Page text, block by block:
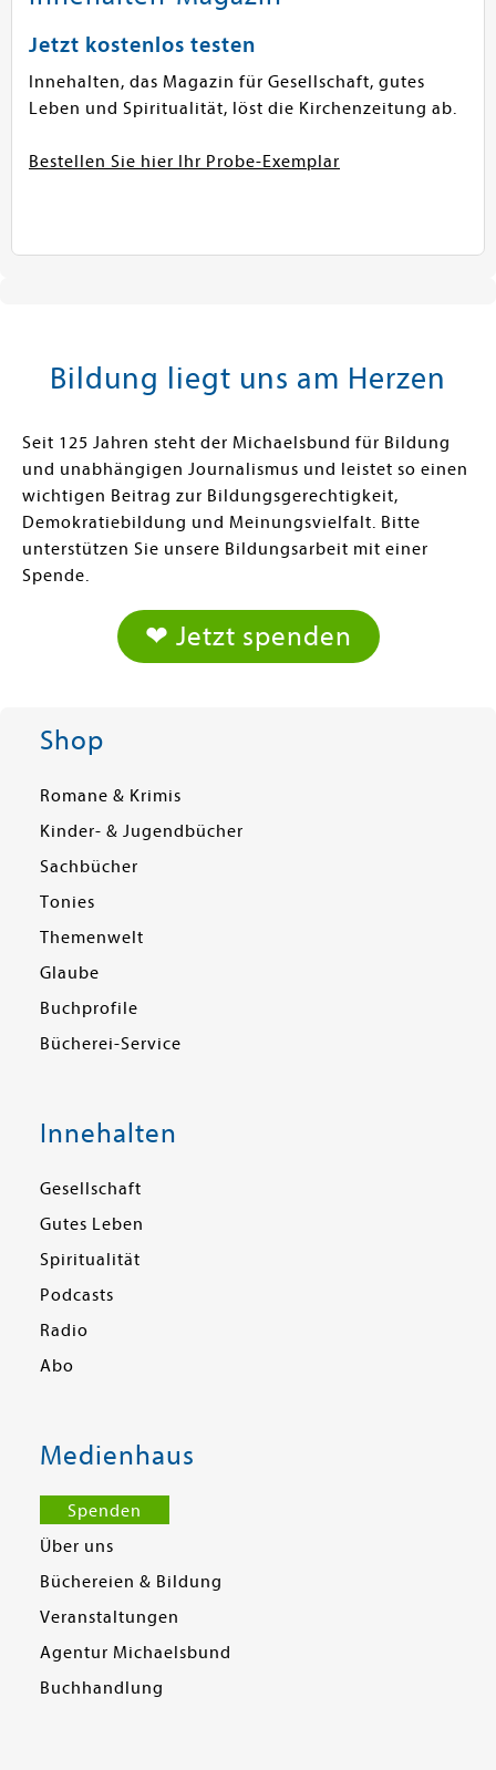
Jetzt kostenlos testen
Innehalten, das Magazin für Gesellschaft, gutes
Leben und Spiritualität, löst die Kirchenzeitung ab.
Bestellen Sie hier Ihr Probe-Exemplar
Bildung liegt uns am Herzen
Seit 125 Jahren steht der Michaelsbund für Bildung
und unabhängigen Journalismus und leistet so einen
wichtigen Beitrag zur Bildungsgerechtigkeit,
Demokratiebildung und Meinungsvielfalt. Bitte
unterstützen Sie unsere Bildungsarbeit mit einer
Spende.
❤ Jetzt spenden
Shop
Romane & Krimis
Kinder- & Jugendbücher
Sachbücher
Tonies
Themenwelt
Glaube
Buchprofile
Bücherei-Service
Innehalten
Gesellschaft
Gutes Leben
Spiritualität
Podcasts
Radio
Abo
Medienhaus
Spenden
Über uns
Büchereien & Bildung
Veranstaltungen
Agentur Michaelsbund
Buchhandlung